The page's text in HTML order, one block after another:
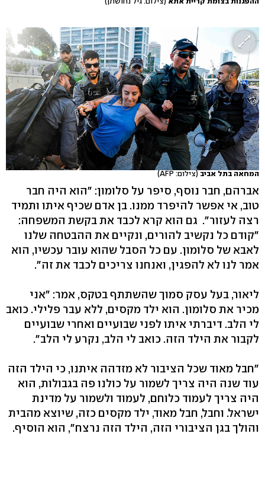
המחאה בתל אביב (צילום: AFP)
אברהם, חבר נוסף, סיפר על סלומון: "הוא היה חבר
טוב, אי אפשר להיפרד ממנו. בן אדם שכיף איתו ותמיד
רצה לעזור". גם הוא קרא לכבד את בקשת המשפחה:
"קודם כל נקשיב להורים, ונקיים את ההבטחה שלנו
לאבא של סלומון. עם כל הסבל שהוא עובר עכשיו, הוא
אמר לנו לא להפגין, ואנחנו צריכים לכבד את זה".
ליאור, בעל עסק סמוך שהשתתף בטקס, אמר: "אני
מכיר את סלומון. הוא ילד מקסים, ללא עבר פלילי. כואב
לי הלב. דיברתי איתו לפני שבועיים ואחרי שבועיים
לקבור את הילד הזה. כואב לי הלב, נקרע לי הלב".
"חבל מאוד שכל הציבור לא מזדהה איתנו, כי הילד הזה
עוד שנה היה צריך לשמור על כולנו פה בגבולות, הוא
היה צריך לעמוד כלוחם, לעמוד ולשמור על מדינת
ישראל. וחבל, חבל מאוד, ילד מקסים כזה, שיוצא מהבית
והולך בגן הציבורי הזה, הילד הזה נרצח", הוא הוסיף.